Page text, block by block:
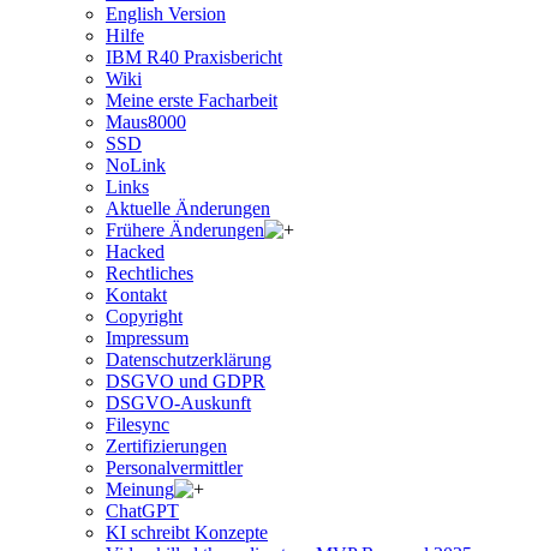
English Version
Hilfe
IBM R40 Praxisbericht
Wiki
Meine erste Facharbeit
Maus8000
SSD
NoLink
Links
Aktuelle Änderungen
Frühere Änderungen
Hacked
Rechtliches
Kontakt
Copyright
Impressum
Datenschutzerklärung
DSGVO und GDPR
DSGVO-Auskunft
Filesync
Zertifizierungen
Personalvermittler
Meinung
ChatGPT
KI schreibt Konzepte